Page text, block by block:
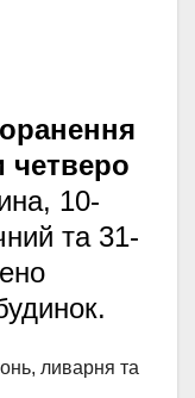
четверо
10-
та 31-